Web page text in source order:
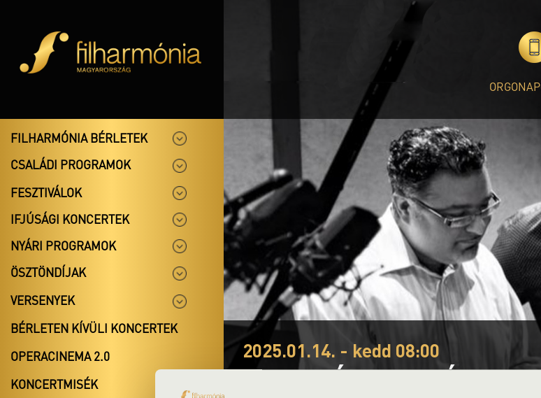
FILHARMÓNIA BÉRLETEK
CSALÁDI PROGRAMOK
FESZTIVÁLOK
IFJÚSÁGI KONCERTEK
NYÁRI PROGRAMOK
ÖSZTÖNDÍJAK
VERSENYEK
BÉRLETEN KÍVÜLI KONCERTEK
OPERACINEMA 2.0
KONCERTMISÉK
2025.01.14. - kedd 08:00
#ZENEÓRA - OLÁH